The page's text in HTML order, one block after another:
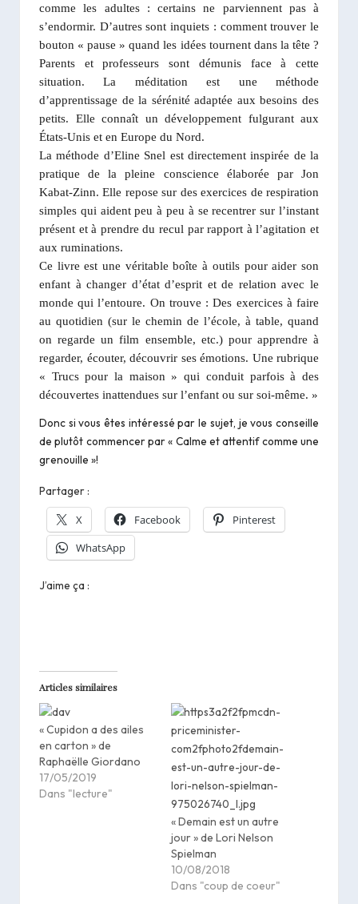
comme les adultes : certains ne parviennent pas à
s’endormir. D’autres sont inquiets : comment trouver le
bouton « pause » quand les idées tournent dans la tête ?
Parents et professeurs sont démunis face à cette
situation. La méditation est une méthode
d’apprentissage de la sérénité adaptée aux besoins des
petits. Elle connaît un développement fulgurant aux
États-Unis et en Europe du Nord.
La méthode d’Eline Snel est directement inspirée de la
pratique de la pleine conscience élaborée par Jon
Kabat-Zinn. Elle repose sur des exercices de respiration
simples qui aident peu à peu à se recentrer sur l’instant
présent et à prendre du recul par rapport à l’agitation et
aux ruminations.
Ce livre est une véritable boîte à outils pour aider son
enfant à changer d’état d’esprit et de relation avec le
monde qui l’entoure. On trouve : Des exercices à faire
au quotidien (sur le chemin de l’école, à table, quand
on regarde un film ensemble, etc.) pour apprendre à
regarder, écouter, découvrir ses émotions. Une rubrique
« Trucs pour la maison » qui conduit parfois à des
découvertes inattendues sur l’enfant ou sur soi-même. »
Donc si vous êtes intéressé par le sujet, je vous conseille
de plutôt commencer par « Calme et attentif comme une
grenouille »!
Partager :
X Facebook
Pinterest
WhatsApp
J’aime ça :
Articles similaires
« Cupidon a des ailes
en carton » de
Raphaëlle Giordano
17/05/2019
Dans "lecture"
« Demain est un autre
jour » de Lori Nelson
Spielman
10/08/2018
Dans "coup de coeur"